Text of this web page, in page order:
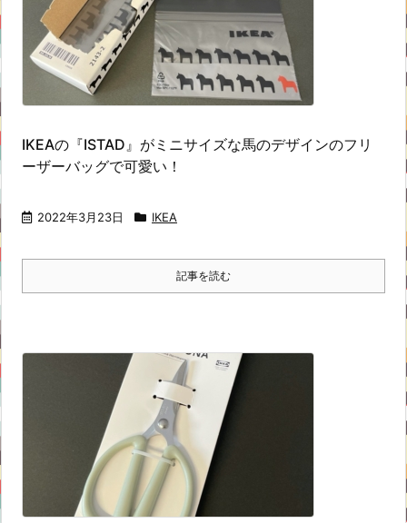
IKEAの『ISTAD』がミニサイズな馬のデザインのフリ
ーザーバッグで可愛い！
2022年3月23日 IKEA
記事を読む